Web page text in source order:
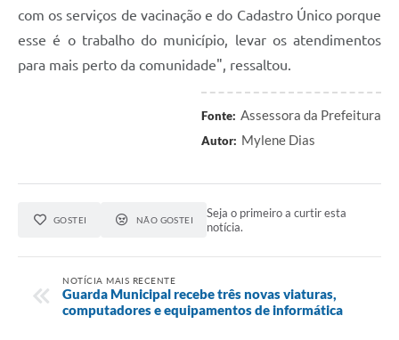
com os serviços de vacinação e do Cadastro Único porque
esse é o trabalho do município, levar os atendimentos
para mais perto da comunidade", ressaltou.
Fonte: Assessora da Prefeitura
Autor: Mylene Dias
GOSTEI NÃO GOSTEI
Seja o primeiro a curtir esta
notícia.
NOTÍCIA MAIS RECENTE
Guarda Municipal recebe três novas viaturas,
computadores e equipamentos de informática